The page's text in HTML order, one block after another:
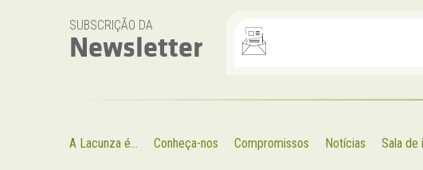
SUBSCRIÇÃO DA
Newsletter
A Lacunza é... Conheça-nos Compromissos Notícias Sala de